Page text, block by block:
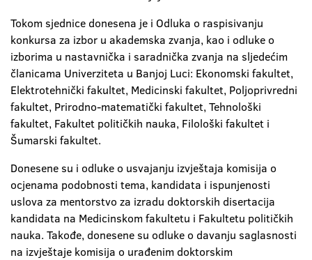
Tokom sjednice donesena je i Odluka o raspisivanju
konkursa za izbor u akademska zvanja, kao i odluke o
izborima u nastavnička i saradnička zvanja na sljedećim
članicama Univerziteta u Banjoj Luci: Ekonomski fakultet,
Elektrotehnički fakultet, Medicinski fakultet, Poljoprivredni
fakultet, Prirodno-matematički fakultet, Tehnološki
fakultet, Fakultet političkih nauka, Filološki fakultet i
Šumarski fakultet.
Donesene su i odluke o usvajanju izvještaja komisija o
ocjenama podobnosti tema, kandidata i ispunjenosti
uslova za mentorstvo za izradu doktorskih disertacija
kandidata na Medicinskom fakultetu i Fakultetu političkih
nauka. Takođe, donesene su odluke o davanju saglasnosti
na izvještaje komisija o urađenim doktorskim